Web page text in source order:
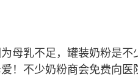
母乳不足，罐装奶粉是
！不少奶粉商会免费向